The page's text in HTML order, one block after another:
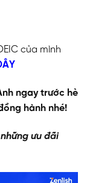
của mình
ngay trước hè
hành nhé!
ưu đãi